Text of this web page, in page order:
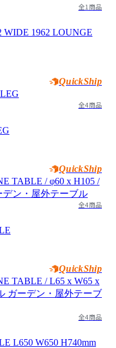
全1商品
WIDE 1962 LOUNGE
QuickShip
全4商品
QuickShip
全4商品
QuickShip
全4商品
L650 W650 H740mm